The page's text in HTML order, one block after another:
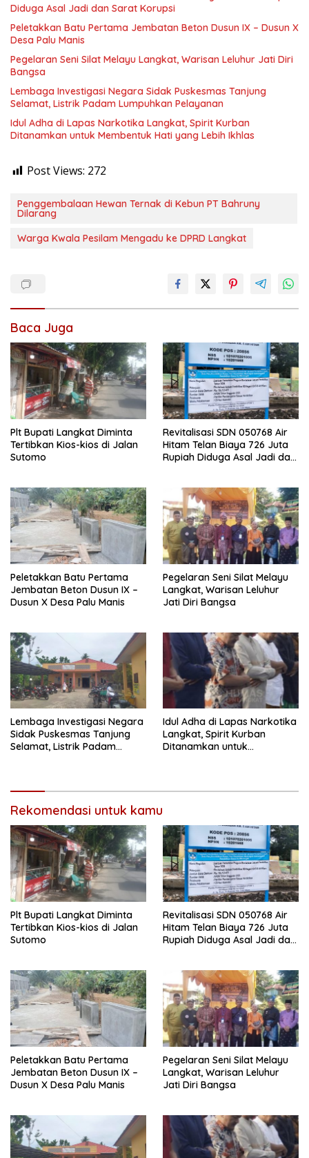
Diduga Asal Jadi dan Sarat Korupsi
Peletakkan Batu Pertama Jembatan Beton Dusun IX – Dusun X
Desa Palu Manis
Pegelaran Seni Silat Melayu Langkat, Warisan Leluhur Jati Diri
Bangsa
Lembaga Investigasi Negara Sidak Puskesmas Tanjung
Selamat, Listrik Padam Lumpuhkan Pelayanan
Idul Adha di Lapas Narkotika Langkat, Spirit Kurban
Ditanamkan untuk Membentuk Hati yang Lebih Ikhlas
Post Views: 272
Penggembalaan Hewan Ternak di Kebun PT Bahruny
Dilarang
Warga Kwala Pesilam Mengadu ke DPRD Langkat
Baca Juga
Plt Bupati Langkat Diminta
Tertibkan Kios-kios di Jalan
Sutomo
Revitalisasi SDN 050768 Air
Hitam Telan Biaya 726 Juta
Rupiah Diduga Asal Jadi dan
Peletakkan Batu Pertama
Jembatan Beton Dusun IX –
Dusun X Desa Palu Manis
Pegelaran Seni Silat Melayu
Langkat, Warisan Leluhur
Jati Diri Bangsa
Lembaga Investigasi Negara
Sidak Puskesmas Tanjung
Selamat, Listrik Padam
Idul Adha di Lapas Narkotika
Langkat, Spirit Kurban
Ditanamkan untuk
Rekomendasi untuk kamu
Plt Bupati Langkat Diminta
Tertibkan Kios-kios di Jalan
Sutomo
Revitalisasi SDN 050768 Air
Hitam Telan Biaya 726 Juta
Rupiah Diduga Asal Jadi dan
Peletakkan Batu Pertama
Jembatan Beton Dusun IX –
Dusun X Desa Palu Manis
Pegelaran Seni Silat Melayu
Langkat, Warisan Leluhur
Jati Diri Bangsa